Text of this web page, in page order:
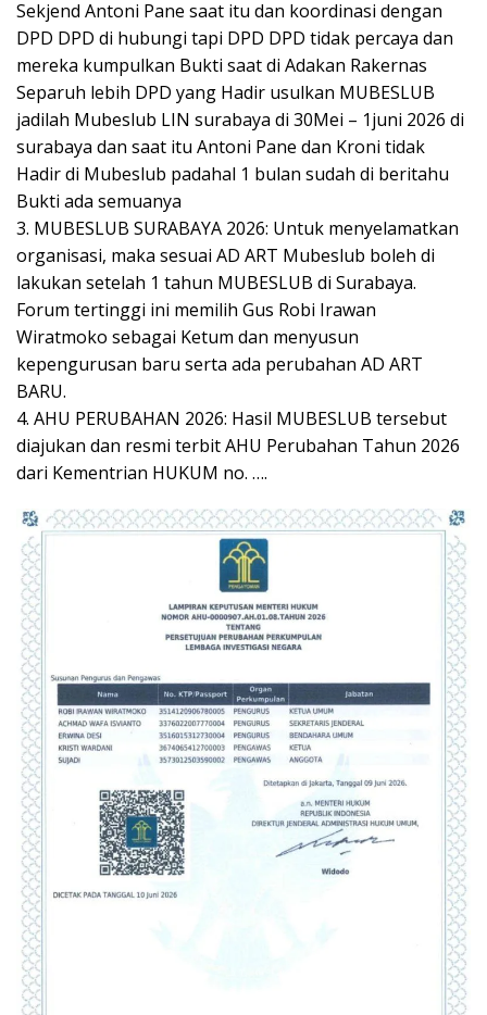
Sekjend Antoni Pane saat itu dan koordinasi dengan
DPD DPD di hubungi tapi DPD DPD tidak percaya dan
mereka kumpulkan Bukti saat di Adakan Rakernas
Separuh lebih DPD yang Hadir usulkan MUBESLUB
jadilah Mubeslub LIN surabaya di 30Mei – 1juni 2026 di
surabaya dan saat itu Antoni Pane dan Kroni tidak
Hadir di Mubeslub padahal 1 bulan sudah di beritahu
Bukti ada semuanya
3. MUBESLUB SURABAYA 2026: Untuk menyelamatkan
organisasi, maka sesuai AD ART Mubeslub boleh di
lakukan setelah 1 tahun MUBESLUB di Surabaya.
Forum tertinggi ini memilih Gus Robi Irawan
Wiratmoko sebagai Ketum dan menyusun
kepengurusan baru serta ada perubahan AD ART
BARU.
4. AHU PERUBAHAN 2026: Hasil MUBESLUB tersebut
diajukan dan resmi terbit AHU Perubahan Tahun 2026
dari Kementrian HUKUM no. ….